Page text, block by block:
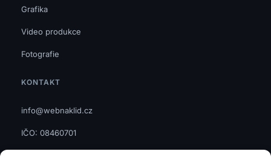
Grafika
Video produkce
Fotografie
KONTAKT
info@webnaklid.cz
IČO: 08460701